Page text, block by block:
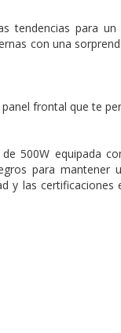
tendencias para
con una
frontal que te
500W equipada
para
y las